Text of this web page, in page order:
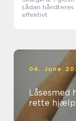
sådan håndteres
effektivt
04. June
Låsesmed herlev sådan
rette hjælp